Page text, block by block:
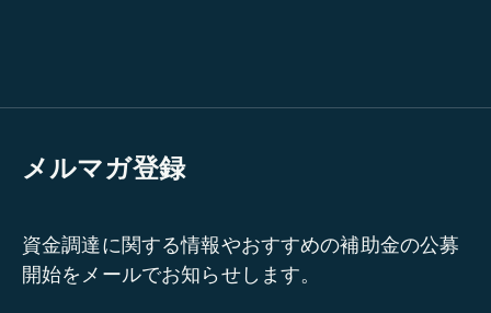
メルマガ登録
資金調達に関する情報やおすすめの補助金の公募
開始をメールでお知らせします。